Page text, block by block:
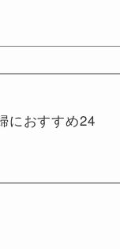
におすすめ24